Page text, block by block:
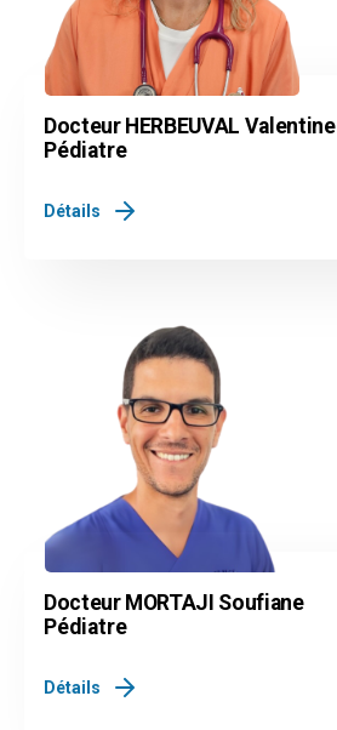
Docteur HERBEUVAL Valentine
Pédiatre
Détails
Docteur MORTAJI Soufiane
Pédiatre
Détails